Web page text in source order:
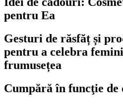
pentru Ea
Gesturi de răsfăț și
pentru a celebra
frumusețea
Cumpără în funcţie de